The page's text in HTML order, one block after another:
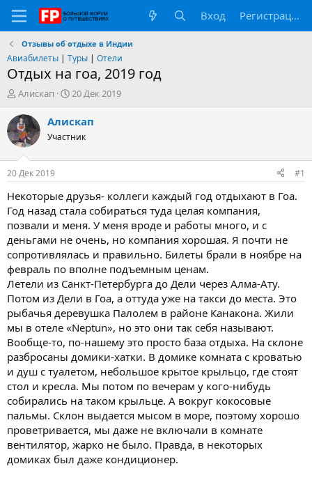
Вход Регистрация
Отзывы об отдыхе в Индии
Авиабилеты | Туры | Отели
Отдых на гоа, 2019 год
А
т
о
р
т
е
м
ы
Алискап
Д
т
н
а
л
а
20 Дек 2019
Алискап
Участник
20 Дек 2019 #1
Некоторые друзья- коллеги каждый год отдыхают в Гоа.
Год назад стала собираться туда целая компания,
позвали и меня. У меня вроде и работы много, и с
деньгами не очень, но компания хорошая. Я почти не
сопротивлялась и правильно. Билеты брали в ноябре на
февраль по вполне подъемным ценам.
Летели из Санкт-Петербурга до Дели через Алма-Ату.
Потом из Дели в Гоа, а оттуда уже на такси до места. Это
рыбачья деревушка Палолем в районе Канакона. Жили
мы в отеле «Neptun», но это они так себя называют.
Вообще-то, по-нашему это просто база отдыха. На склоне
разбросаны домики-хатки. В домике комната с кроватью
и душ с туалетом, небольшое крытое крыльцо, где стоят
стол и кресла. Мы потом по вечерам у кого-нибудь
собирались на таком крыльце. А вокруг кокосовые
пальмы. Склон выдается мысом в море, поэтому хорошо
проветривается, мы даже не включали в комнате
вентилятор, жарко не было. Правда, в некоторых
домиках был даже кондиционер.